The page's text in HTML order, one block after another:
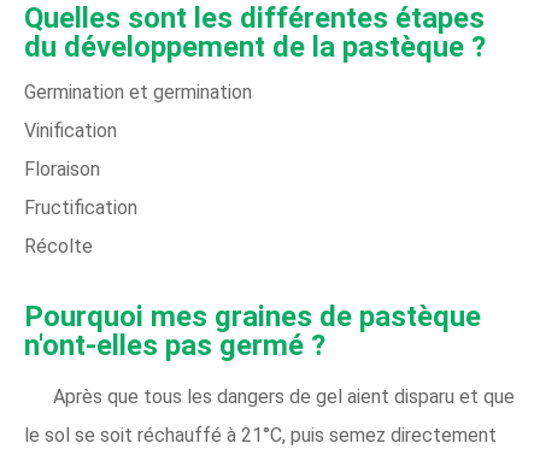
Quelles sont les différentes étapes
du développement de la pastèque ?
Germination et germination
Vinification
Floraison
Fructification
Récolte
Pourquoi mes graines de pastèque
n'ont-elles pas germé ?
Après que tous les dangers de gel aient disparu et que
le sol se soit réchauffé à 21°C, puis semez directement